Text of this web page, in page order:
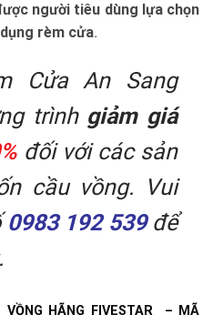
người tiêu dùng lựa chọn
rèm cửa.
Cửa An Sang
trình giảm giá
đối với các sản
cầu vồng. Vui
0983 192 539 để
VỒNG HÃNG FIVESTAR – MÃ